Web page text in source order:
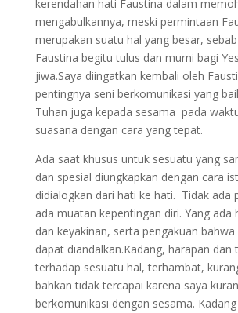
kerendahan hati Faustina dalam
mengabulkannya, meski permintaan
merupakan suatu hal yang besar,
Faustina begitu tulus dan murni bagi
jiwa.Saya diingatkan kembali oleh
pentingnya seni berkomunikasi yang
Tuhan juga kepada sesama pada
suasana dengan cara yang tepat.
Ada saat khusus untuk sesuatu yang
dan spesial diungkapkan dengan cara
didialogkan dari hati ke hati. Tidak ada
ada muatan kepentingan diri. Yang ada
dan keyakinan, serta pengakuan
dapat diandalkan.Kadang, harapan dan
terhadap sesuatu hal, terhambat,
bahkan tidak tercapai karena saya
berkomunikasi dengan sesama.